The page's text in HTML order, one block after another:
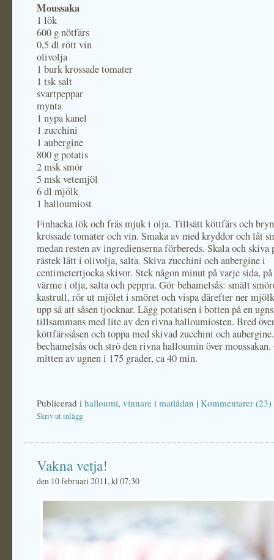
Moussaka
1 lök
600 g nötfärs
0,5 dl rött vin
olivolja
1 burk krossade tomater
1 tsk salt
svartpeppar
mynta
1 nypa kanel
1 zucchini
1 aubergine
800 g potatis
2 msk smör
5 msk vetemjöl
6 dl mjölk
1 halloumiost
Finhacka lök och fräs mjuk i olja. Tillsätt köttfärs och
krossade tomater och vin. Smaka av med kryddor och låt
medan resten av ingredienserna förbereds. Skala och skiva
råstek lätt i olivolja, salta. Skiva zucchini och aubergine i
centimetertjocka skivor. Stek någon minut på varje sida,
värme i olja, salta och peppra. Gör behamelsås: smält
kastrull, rör ut mjölet i smöret och vispa därefter ner
upp så att såsen tjocknar. Lägg potatisen i botten på en
tillsammans med lite av den rivna halloumiosten. Bred
köttfärssåsen och toppa med skivad zucchini och
bechamelsås och strö den rivna halloumin över
mitten av ugnen i 175 grader, ca 40 min.
Publicerad i halloumi, vinnare i matlådan | Kommentarer (23)
Skriv ut inlägg
Vakna vetja!
den 10 februari 2011, kl 07:30